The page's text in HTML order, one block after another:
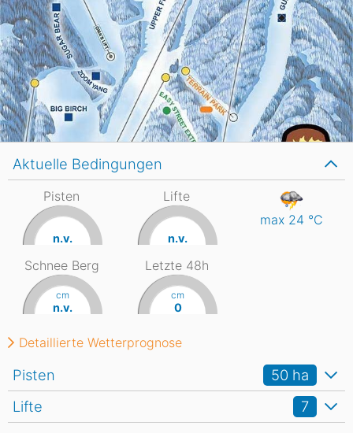
Lifte 7
Pisten 50 ha
Aktuelle Bedingungen
Pisten
n.v.
Lifte
n.v.
max 24 °C
Schnee Berg
cm
n.v.
Letzte 48h
cm
0
Detaillierte Wetterprognose